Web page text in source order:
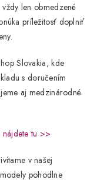
len obmedzené
príležitosť doplniť
Slovakia, kde
s doručením
aj medzinárodné
tu >>
v našej
pohodlne